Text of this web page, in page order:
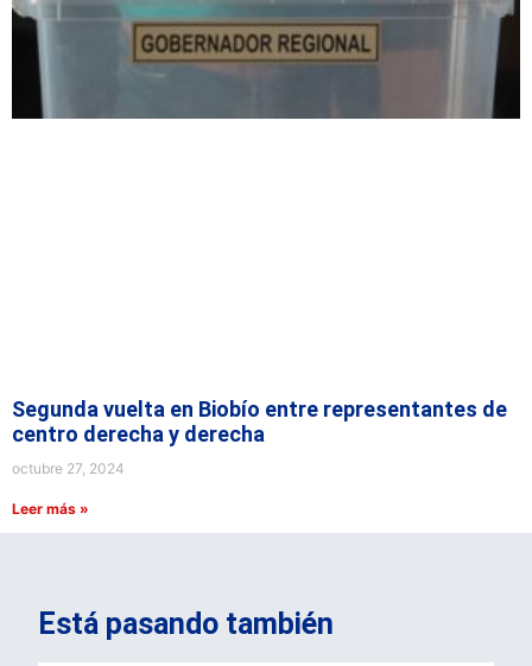
Segunda vuelta en Biobío entre representantes de
centro derecha y derecha
octubre 27, 2024
Leer más »
Está pasando también